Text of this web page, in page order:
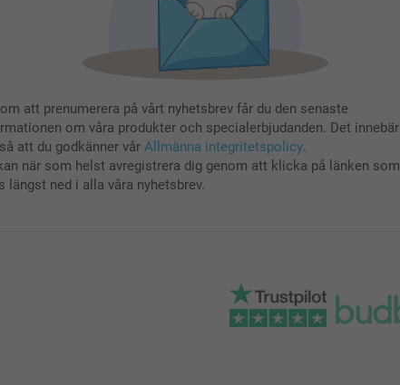
att prenumerera på vårt nyhetsbrev får du den senaste
om våra produkter och specialerbjudanden. Det innebär
att du godkänner vår Allmänna integritetspolicy.
när som helst avregistrera dig genom att klicka på länken som
längst ned i alla våra nyhetsbrev.